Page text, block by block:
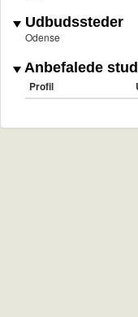
Udbudssteder
Odense
Anbefalede
Profil